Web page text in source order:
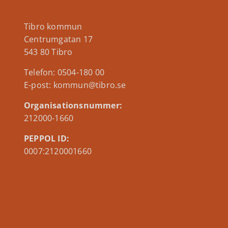
Tibro kommun
Centrumgatan 17
543 80 Tibro
Telefon: 0504-180 00
E-post: kommun@tibro.se
Organisationsnummer:
212000-1660
PEPPOL ID:
0007:2120001660